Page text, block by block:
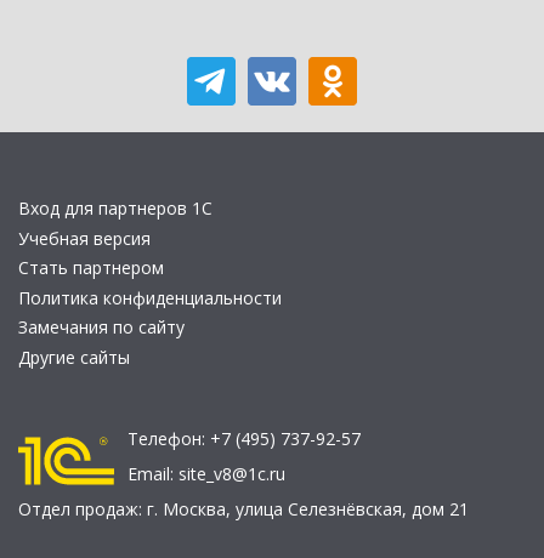
Вход для партнеров 1С
Учебная версия
Стать партнером
Политика конфиденциальности
Замечания по сайту
Другие сайты
Телефон: +7 (495) 737-92-57
Email: site_v8@1c.ru
Отдел продаж: г. Москва, улица Селезнёвская, дом 21